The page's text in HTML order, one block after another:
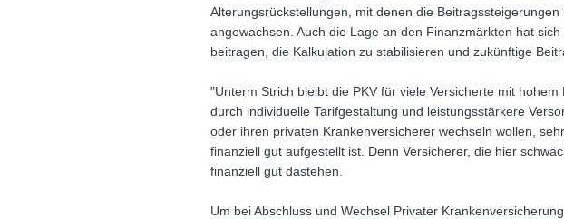
Alterungsrückstellungen, mit denen die
angewachsen. Auch die Lage an den Finanzmärkten hat
beitragen, die Kalkulation zu stabilisieren und zukünftige
"Unterm Strich bleibt die PKV für viele Versicherte mit
durch individuelle Tarifgestaltung und leistungsstärkere
oder ihren privaten Krankenversicherer wechseln wollen,
finanziell gut aufgestellt ist. Denn Versicherer, die hier
finanziell gut dastehen.
Um bei Abschluss und Wechsel Privater